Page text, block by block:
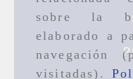
sobre la
elaborado a
navegación
visitadas).